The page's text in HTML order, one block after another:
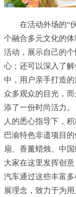
在活动外场的“
个融合多元文化的
活动，展示自己的
心；还可以深入了
中，用户亲手打造
众多观众的目光，
添了一份时尚活力
人的悉心指导下，
巴渝特色非遗项目
扇、香薰蜡烛、中
大家在这里发挥创
汽车通过这些丰富
展理念，致力于为